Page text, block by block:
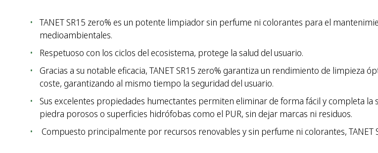
TANET SR15 zero% es un potente limpiador sin perfume ni colorantes para el
medioambientales.
Respetuoso con los ciclos del ecosistema, protege la salud del usuario.
Gracias a su notable eficacia, TANET SR15 zero% garantiza un rendimiento de limpieza
coste, garantizando al mismo tiempo la seguridad del usuario.
Sus excelentes propiedades humectantes permiten eliminar de forma fácil y completa la
piedra porosos o superficies hidrófobas como el PUR, sin dejar marcas ni residuos.
Compuesto principalmente por recursos renovables y sin perfume ni colorantes, TANET